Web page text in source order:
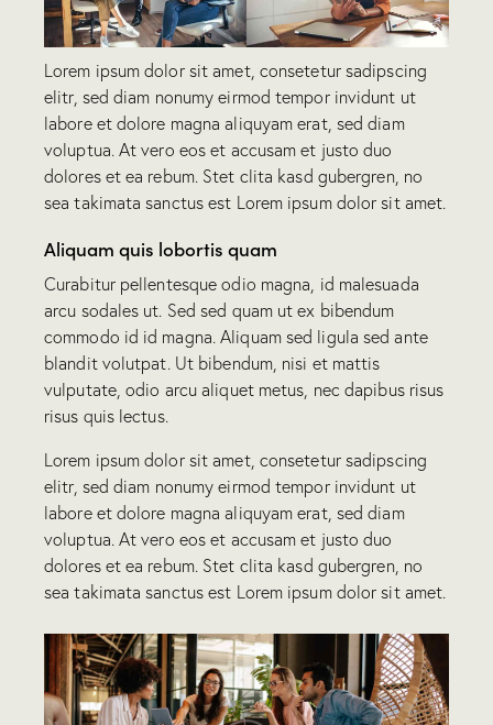
Lorem ipsum dolor sit amet, consetetur sadipscing
elitr, sed diam nonumy eirmod tempor invidunt ut
labore et dolore magna aliquyam erat, sed diam
voluptua. At vero eos et accusam et justo duo
dolores et ea rebum. Stet clita kasd gubergren, no
sea takimata sanctus est Lorem ipsum dolor sit amet.
Aliquam quis lobortis quam
Curabitur pellentesque odio magna, id malesuada
arcu sodales ut. Sed sed quam ut ex bibendum
commodo id id magna. Aliquam sed ligula sed ante
blandit volutpat. Ut bibendum, nisi et mattis
vulputate, odio arcu aliquet metus, nec dapibus risus
risus quis lectus.
Lorem ipsum dolor sit amet, consetetur sadipscing
elitr, sed diam nonumy eirmod tempor invidunt ut
labore et dolore magna aliquyam erat, sed diam
voluptua. At vero eos et accusam et justo duo
dolores et ea rebum. Stet clita kasd gubergren, no
sea takimata sanctus est Lorem ipsum dolor sit amet.